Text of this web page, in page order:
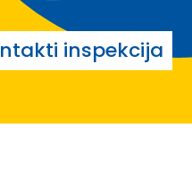
inspekcija